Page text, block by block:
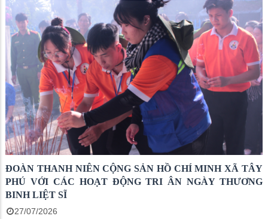
ĐOÀN THANH NIÊN CỘNG SẢN HỒ CHÍ MINH XÃ TÂY
PHÚ VỚI CÁC HOẠT ĐỘNG TRI ÂN NGÀY THƯƠNG
BINH LIỆT SĨ
27/07/2026